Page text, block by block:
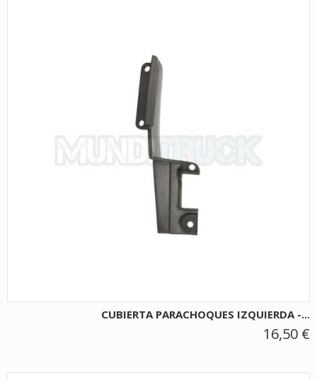
CUBIERTA PARACHOQUES IZQUIERDA -...
16,50 €